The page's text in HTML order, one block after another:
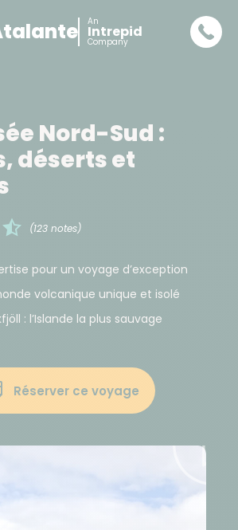
An
Intrepid
Company
Nord-Sud :
déserts et
(123 notes)
pour un voyage d’exception
volcanique unique et isolé
: l’Islande la plus sauvage
Réserver ce voyage